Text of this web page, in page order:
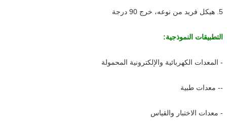
5. هيكل فريد من نوعه، خرج 90 درجة
التطبيقات النموذجية:
- المعدات الكهربائية والإلكترونية المحمولة
-- معدات طبية
- معدات الاختبار والقياس